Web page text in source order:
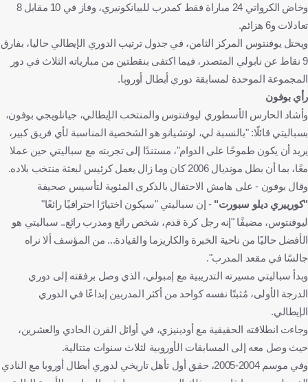
وخاض الكرواتي 24 مباراة فقط كمدرب للبيانكونيري، وفاز في 10 مقابل 8
تعادلات و6 هزائم.
ويحتل يوفنتوس المركز الثامن، في جدول ترتيب الدوري الإيطالي حاليا، بفارق
9 نقاط عن نابولي المتصدر، فيما اكتفى بنقطتين من مبارياته الثلاث في دور
المجموعة الموحدة لمسابقة دوري أبطال أوروبا.
رأي بوفون
وأشاد الحارس الأسطوري ليوفنتوس والمنتخب الإيطالي، جيانلويجي بوفون،
بسباليتي قائلًا: "بالنسبة لي، لوتشيانو هو الشخصية المناسبة لأي فريق كبير،
يريد أن يكون طموحًا على الدوام"، مستندًا إلى تجربته مع سباليتي حين عملا
معًا، بما أن بطل مونديال 2006 كان وما زال يعمل كرئيس لبعثة منتخب بلاده.
وقال بوفون - على هامش الاحتفال بالذكرى المئوية لتأسيس صحيفة
"كورييري ديلو سبورت" - إن سباليتي "سيكون اختيارًا احترافيًا رائعًا"
ليوفنتوس، مضيفًا "إنه رجل كرة قدم، شخص رائع ومدرب رائع.. سباليتي هو
الأفضل حاليًا من ناحية الخبرة والكاريزما والقيادة... من المؤسف ألا نراه
جالسًا في مقعد المدرب".
وبدأ سباليتي مسيرته التدريبية مع إمبولي، الذي وصل برفقته إلى دوري
الدرجة الأولى، مُثبتًا نفسه كواحد من أكثر المدربين إبداعًا في الدوري
الإيطالي.
وجاءت انطلاقته الحقيقية مع أودينيزي، في أوائل القرن الحادي والعشرين،
حيث وصل معه إلى المسابقات الأوروبية لثلاث سنوات متتالية.
وفي موسم 2004-2005، حقق أول تأهل تاريخي لدوري أبطال أوروبا مع النادي